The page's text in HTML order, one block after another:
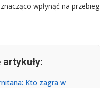
wpłynąć na przebieg
Kto zagra w